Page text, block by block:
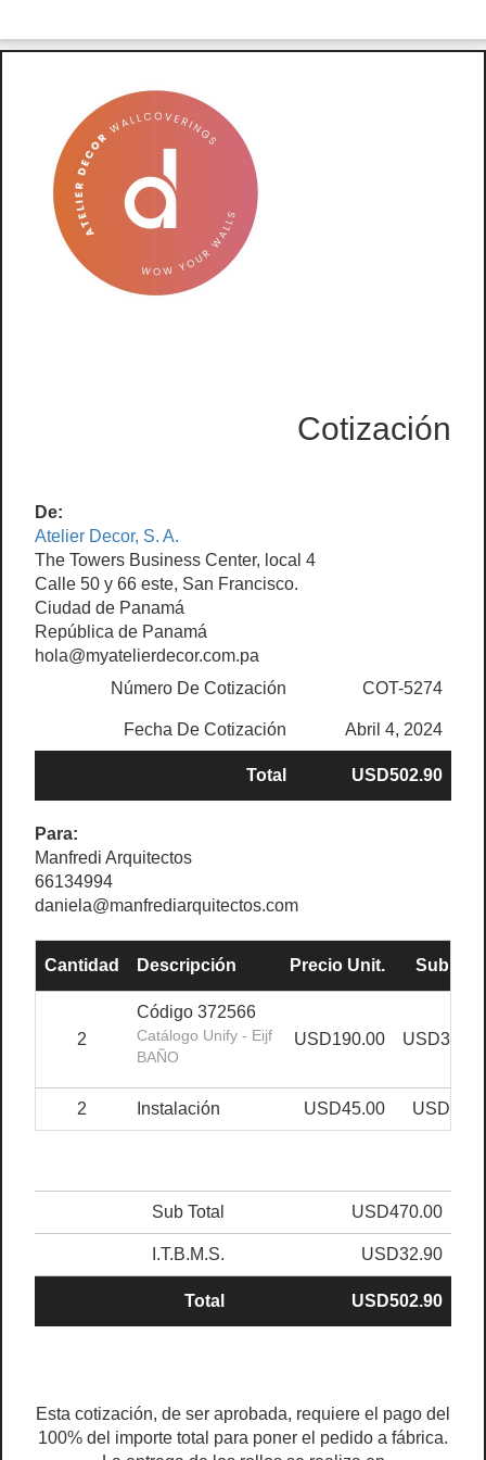
Cotización
De:
Atelier Decor, S. A.
The Towers Business Center, local 4
Calle 50 y 66 este, San Francisco.
Ciudad de Panamá
República de Panamá
hola@myatelierdecor.com.pa
Número De Cotización
COT-5274
Fecha De Cotización Abril 4, 2024
Total USD502.90
Para:
Manfredi Arquitectos
66134994
daniela@manfrediarquitectos.com
Cantidad Descripción Precio Unit. Sub
2
Código 372566
Catálogo Unify - Eijf
BAÑO
USD190.00
2 Instalación USD45.00
Sub Total USD470.00
I.T.B.M.S. USD32.90
Total USD502.90
Esta cotización, de ser aprobada, requiere el pago del
100% del importe total para poner el pedido a fábrica.